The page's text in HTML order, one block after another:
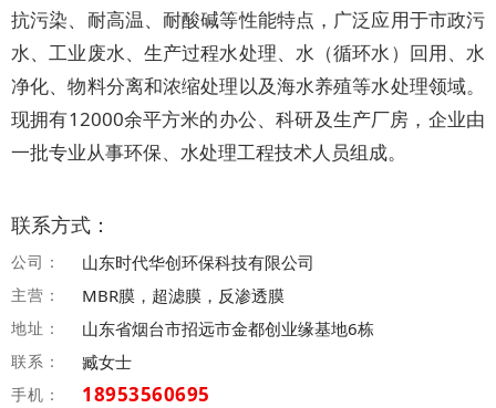
抗污染、耐高温、耐酸碱等性能特点，广泛应用于市政污
水、工业废水、生产过程水处理、水（循环水）回用、水
净化、物料分离和浓缩处理以及海水养殖等水处理领域。
现拥有12000余平方米的办公、科研及生产厂房，企业由
一批专业从事环保、水处理工程技术人员组成。
联系方式：
公司： 山东时代华创环保科技有限公司
主营： MBR膜，超滤膜，反渗透膜
地址： 山东省烟台市招远市金都创业缘基地6栋
联系： 臧女士
手机： 18953560695